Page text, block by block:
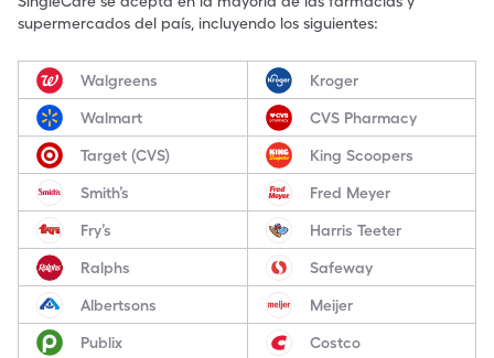
supermercados del país, incluyendo los siguientes:
Walgreens Kroger
Walmart CVS Pharmacy
Target (CVS) King Scoopers
Smith’s Fred Meyer
Fry’s Harris Teeter
Ralphs Safeway
Albertsons Meijer
Publix Costco